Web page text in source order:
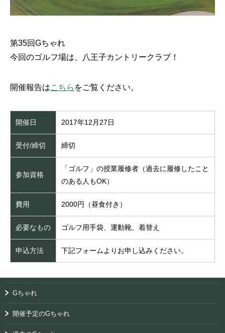
第35回Gちゃれ
今回のゴルフ場は、八王子カントリークラブ！
開催報告はこちら をご覧ください。
開催日 2017年12月27日
受付/締切 締切
参加資格
「ゴルフ」の授業履修者（過去に履修したこと
のある人もOK）
費用 2000円（昼食付き）
必要なもの ゴルフ用手袋、運動靴、着替え
申込方法 下記フォームよりお申し込みください。
Gちゃれ
開催予定のGちゃれ